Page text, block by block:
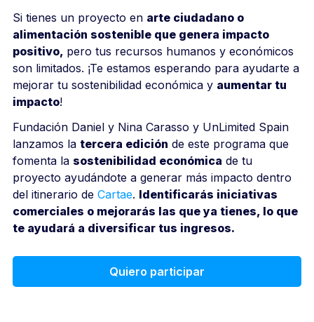
Si tienes un proyecto en arte ciudadano o
alimentación sostenible que genera impacto
positivo, pero tus recursos humanos y económicos
son limitados. ¡Te estamos esperando para ayudarte a
mejorar tu sostenibilidad económica y aumentar tu
impacto!
Fundación Daniel y Nina Carasso y UnLimited Spain
lanzamos la tercera edición de este programa que
fomenta la sostenibilidad económica de tu
proyecto ayudándote a generar más impacto dentro
del itinerario de Cartae. Identificarás iniciativas
comerciales o mejorarás las que ya tienes, lo que
te ayudará a diversificar tus ingresos.
Quiero participar